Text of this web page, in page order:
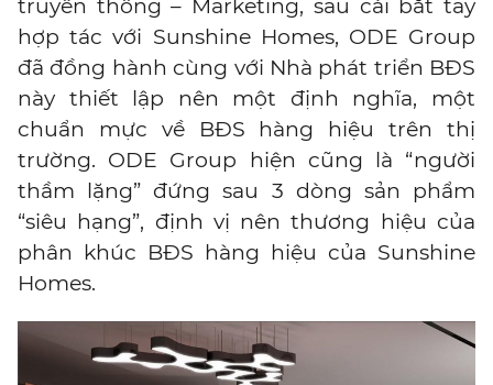
truyền thông – Marketing, sau cái bắt tay
hợp tác với Sunshine Homes, ODE Group
đã đồng hành cùng với Nhà phát triển BĐS
này thiết lập nên một định nghĩa, một
chuẩn mực về BĐS hàng hiệu trên thị
trường. ODE Group hiện cũng là “người
thầm lặng” đứng sau 3 dòng sản phẩm
“siêu hạng”, định vị nên thương hiệu của
phân khúc BĐS hàng hiệu của Sunshine
Homes.